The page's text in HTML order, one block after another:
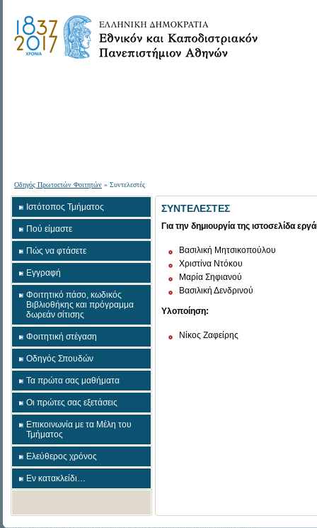
Οδηγός Πρωτοετών Φοιτητών » Συντελεστές
Ιστότοπος Τμήματος
Πού είμαστε
Πώς να φτάσετε
Εγγραφή
Φοιτητικό πάσο, κωδικός
Βιβλιοθήκης και πρόγραμμα
δωρεάν σίτισης
Φοιτητική στέγαση
Οδηγός Σπουδών
Τα πρώτα σας μαθήματα
Οι πρώτες σας εξετάσεις
Επικοινωνία με τα Μέλη του
Τμήματος
Ελεύθερος χρόνος
Εν κατακλείδι…
ΣΥΝΤΕΛΕΣΤΕΣ
Για την δημιουργία της ιστοσελίδα
Βασιλική Μητσικοπούλου
Χριστίνα Ντόκου
Μαρία Σηφιανού
Βασιλική Δενδρινού
Yλοποίηση:
Νίκος Ζαφείρης